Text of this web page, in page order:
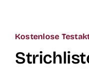
contentKostenlose